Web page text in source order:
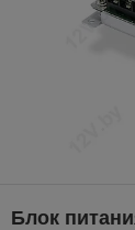
Блок